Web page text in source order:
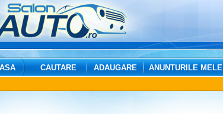
CAUTARE ADAUGARE ANUNTURILE MELE